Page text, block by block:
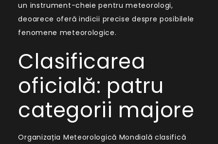
un instrument-cheie pentru meteorologi,
deoarece oferă indicii precise despre posibilele
fenomene meteorologice.
Clasificarea
oficială: patru
categorii majore
Organizația Meteorologică Mondială clasifică